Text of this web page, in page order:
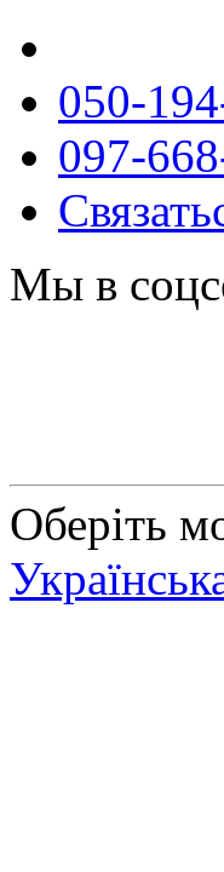
050-
097-
Мы в
Оберіть